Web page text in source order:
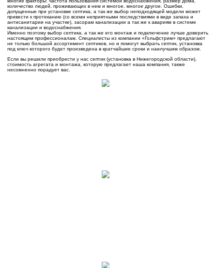
количество людей, проживающих в нем и многое, многое другое. Ошибки,
допущенные при установке септика, а так же выбор неподходящей модели может
привести к протеканию (со всеми неприятными последствиями в виде запаха и
антисанитарии на участке), засорам канализации а так же к авариям в системе
канализации и водоснабжения.
Именно поэтому выбор септика, а так же его монтаж и подключение лучше доверить
настоящим профессионалам. Специалисты из компании «Гольфстрим» предлагают
не только большой ассортимент септиков, но и помогут выбрать септик, установка
под ключ которого будет произведена в кратчайшие сроки и наилучшим образом.
Если вы решили приобрести у нас септик (установка в Нижегородской области),
стоимость агрегата и монтажа, которую предлагает наша компания, также
несомненно порадует вас.